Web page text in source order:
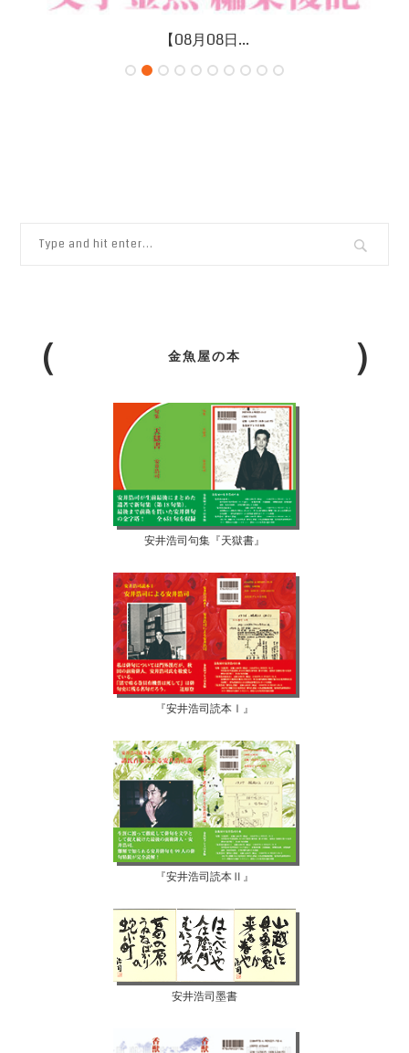
【08月08日...
金魚屋の本
安井浩司句集『天獄書』
『安井浩司読本Ⅰ』
『安井浩司読本Ⅱ』
安井浩司墨書